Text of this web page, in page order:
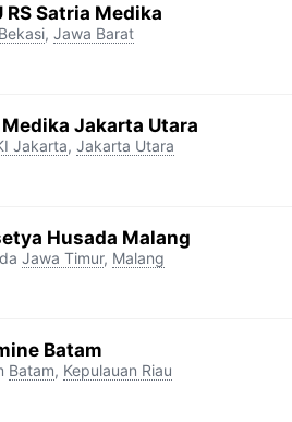
RS Satria Medika
Bekasi, Jawa Barat
Medika Jakarta Utara
Jakarta, Jakarta Utara
Husada Malang
Jawa Timur, Malang
Batam
Batam, Kepulauan Riau